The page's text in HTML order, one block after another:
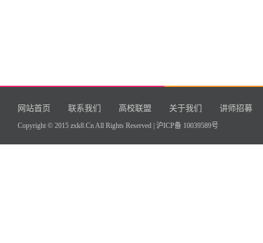
网站首页 联系我们 高校联盟 关于我们 讲师招募
Copyright © 2015 zxk8.Cn All Rights Reserved | 沪ICP备 10039589号